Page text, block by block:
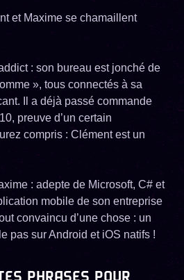
et Maxime se chamaillent
: son bureau est jonché de
», tous connectés à sa
Il a déjà passé commande
preuve d’un certain
compris : Clément est un
: adepte de Microsoft, C# et
mobile de son entreprise
convaincu d’une chose : un
pas sur Android et iOS natifs !